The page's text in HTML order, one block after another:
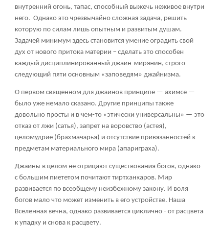
внутренний огонь, тапас, способный выжечь неживое внутри
него. Однако это чрезвычайно сложная задача, решить
которую по силам лишь опытным и развитым душам.
Задачей минимум здесь становится умение оградить свой
дух от нового притока материи – сделать это способен
каждый дисциплинированный джаин-мирянин, строго
следующий пяти основным «заповедям» джайнизма.
О первом священном для джаинов принципе — ахимсе —
было уже немало сказано. Другие принципы также
довольно просты и в чем-то «этически универсальны» — это
отказ от лжи (сатья), запрет на воровство (астея),
целомудрие (брахмачарья) и отсутствие привязанностей к
предметам материального мира (апариграха).
Джаины в целом не отрицают существования богов, однако
с большим пиететом почитают тиртханкаров. Мир
развивается по всеобщему неизбежному закону. И воля
богов мало что может изменить в его устройстве. Наша
Вселенная вечна, однако развивается циклично - от расцвета
к упадку и снова к расцвету.